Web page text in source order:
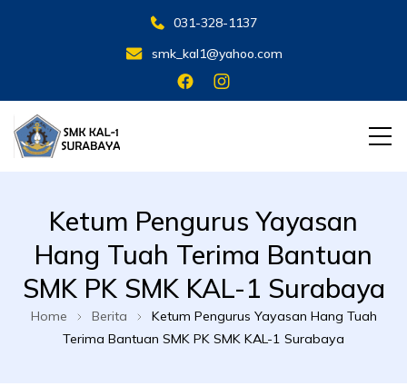
031-328-1137
smk_kal1@yahoo.com
Ketum Pengurus Yayasan
Hang Tuah Terima Bantuan
SMK PK SMK KAL-1 Surabaya
Home Berita
Ketum Pengurus Yayasan Hang Tuah
Terima Bantuan SMK PK SMK KAL-1 Surabaya